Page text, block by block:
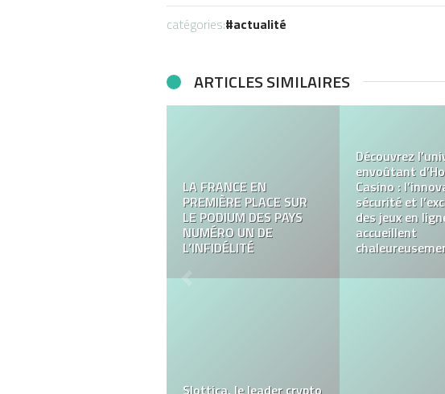
catégories: actualité
ARTICLES SIMILAIRES
A quoi servent les
lunettes anti lumière
bleue ?
Guide des fleurs
gros